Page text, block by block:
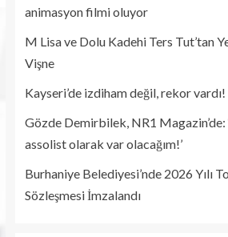
animasyon filmi oluyor
M Lisa ve Dolu Kadehi Ters Tut’tan
Vişne
Kayseri’de izdiham değil, rekor vardı!
Gözde Demirbilek, NR1 Magazin’de:
assolist olarak var olacağım!’
Burhaniye Belediyesi’nde 2026 Yılı
Sözleşmesi İmzalandı